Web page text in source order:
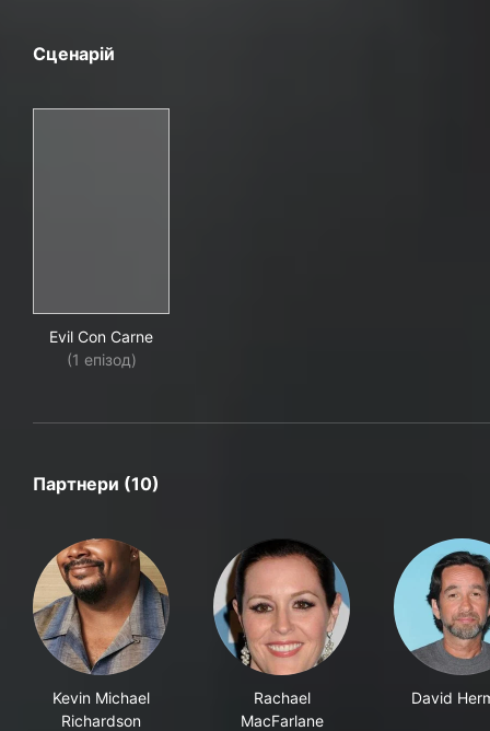
Сценарій
Evil Con Carne
(1 епізод)
Партнери (10)
Kevin Michael
Richardson
Rachael
MacFarlane
David